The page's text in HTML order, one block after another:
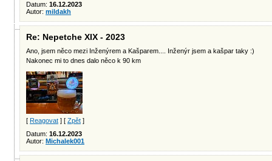
Datum: 16.12.2023
Autor: mildakh
Re: Nepetche XIX - 2023
Ano, jsem něco mezi Inženýrem a Kašparem.... Inženýr jsem a kašpar taky :)
Nakonec mi to dnes dalo něco k 90 km
[ Reagovat ] [ Zpět ]
Datum: 16.12.2023
Autor: Michalek001